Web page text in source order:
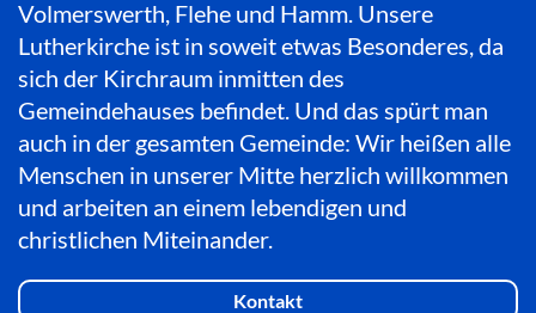
Volmerswerth, Flehe und Hamm. Unsere
Lutherkirche ist in soweit etwas Besonderes, da
sich der Kirchraum inmitten des
Gemeindehauses befindet. Und das spürt man
auch in der gesamten Gemeinde: Wir heißen alle
Menschen in unserer Mitte herzlich willkommen
und arbeiten an einem lebendigen und
christlichen Miteinander.
Kontakt